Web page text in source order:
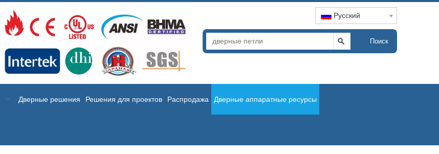
Pусский
Поиск
Дверные решения Решения для проектов Распродажа Дверные аппаратные ресурсы